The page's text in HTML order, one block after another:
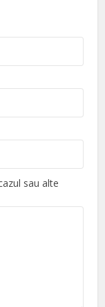
sau alte